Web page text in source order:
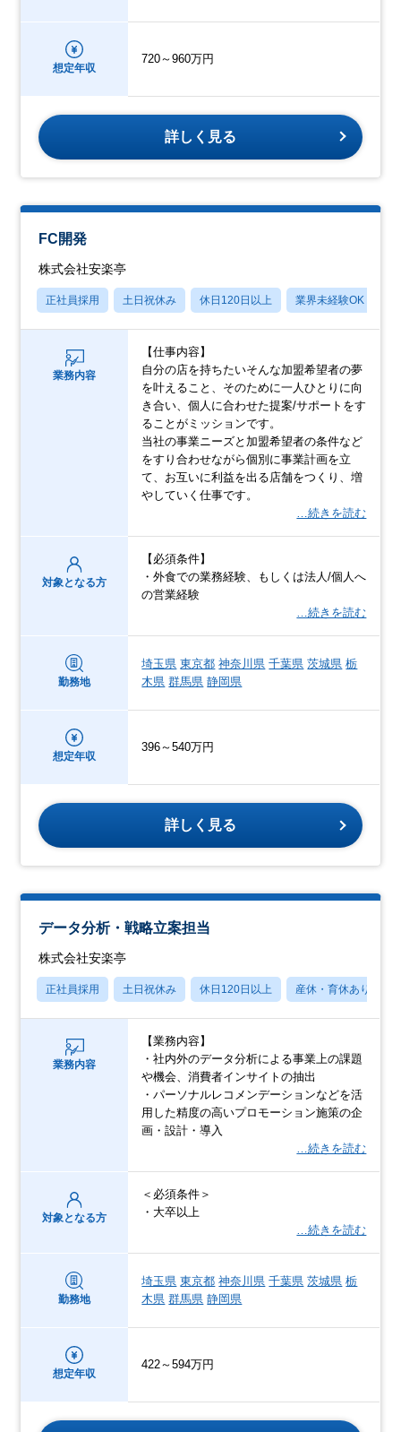
想定年収
720～960万円
詳しく見る
FC開発
株式会社安楽亭
正社員採用 土日祝休み 休日120日以上 業界未経験OK
業務内容
【仕事内容】
自分の店を持ちたいそんな加盟希望者の夢
を叶えること、そのために一人ひとりに向
き合い、個人に合わせた提案/サポートをす
ることがミッションです。
当社の事業ニーズと加盟希望者の条件など
をすり合わせながら個別に事業計画を立
て、お互いに利益を出る店舗をつくり、増
やしていく仕事です。
…続きを読む
対象となる方
【必須条件】
・外食での業務経験、もしくは法人/個人へ
の営業経験
…続きを読む
勤務地
埼玉県 東京都 神奈川県 千葉県 茨城県 栃
木県 群馬県 静岡県
想定年収
396～540万円
詳しく見る
データ分析・戦略立案担当
株式会社安楽亭
正社員採用 土日祝休み 休日120日以上 産休・育休あり
業務内容
【業務内容】
・社内外のデータ分析による事業上の課題
や機会、消費者インサイトの抽出
・パーソナルレコメンデーションなどを活
用した精度の高いプロモーション施策の企
画・設計・導入
…続きを読む
対象となる方
＜必須条件＞
・大卒以上
…続きを読む
勤務地
埼玉県 東京都 神奈川県 千葉県 茨城県 栃
木県 群馬県 静岡県
想定年収
422～594万円